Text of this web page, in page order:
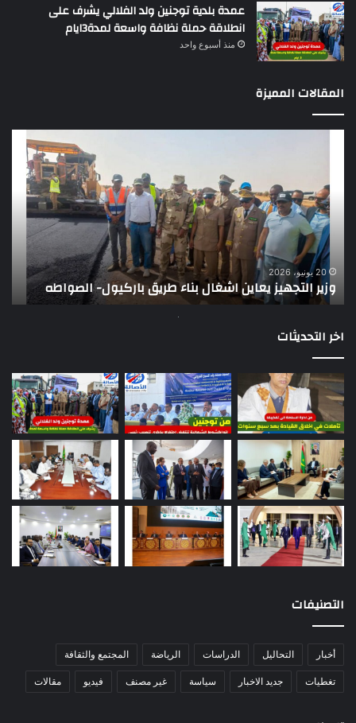
عمدة بلدية توجنين ولد الفلالي يشرف على
انطلاقة حملة نظافة واسعة لمدة3ايام
منذ أسبوع واحد
المقالات المميزة
اشغال
بناء
طريق
باركيول-
الصواطه
20 يونيو، 2026
وزير التجهيز يعاين اشغال بناء طريق باركيول- الصواطه
اخر التحديثات
التصنيفات
أخبار التحاليل الدراسات الرياضة المجتمع والثقافة
تغطيات جديد الاخبار سياسة غير مصنف فيديو مقالات